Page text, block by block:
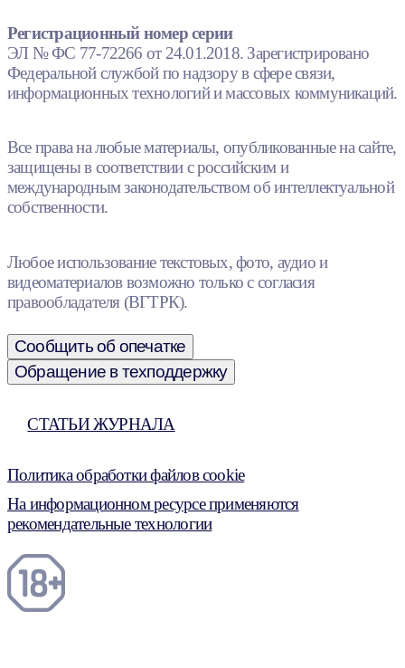
Регистрационный номер серии
ЭЛ № ФС 77-72266 от 24.01.2018. Зарегистрировано
Федеральной службой по надзору в сфере связи,
информационных технологий и массовых коммуникаций.
Все права на любые материалы, опубликованные на сайте,
защищены в соответствии с российским и
международным законодательством об интеллектуальной
собственности.
Любое использование текстовых, фото, аудио и
видеоматериалов возможно только с согласия
правообладателя (ВГТРК).
Сообщить об опечатке
Обращение в техподдержку
СТАТЬИ ЖУРНАЛА
Политика обработки файлов cookie
На информационном ресурсе применяются
рекомендательные технологии